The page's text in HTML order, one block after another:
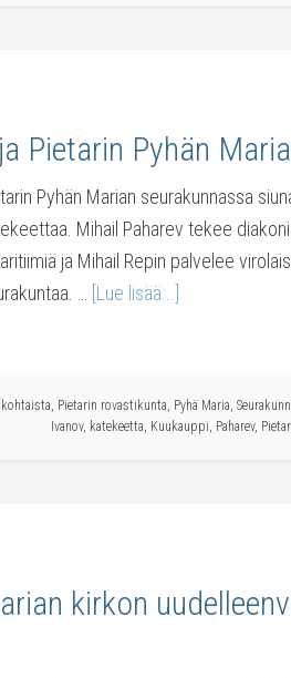
Pietarin Pyhän
Pyhän Marian seurakunnassa
Mihail Paharev tekee
ja Mihail Repin palvelee
…
[Lue lisää...]
, Pietarin rovastikunta, Pyhä Maria,
Ivanov, katekeetta, Kuukauppi, Paharev,
kirkon